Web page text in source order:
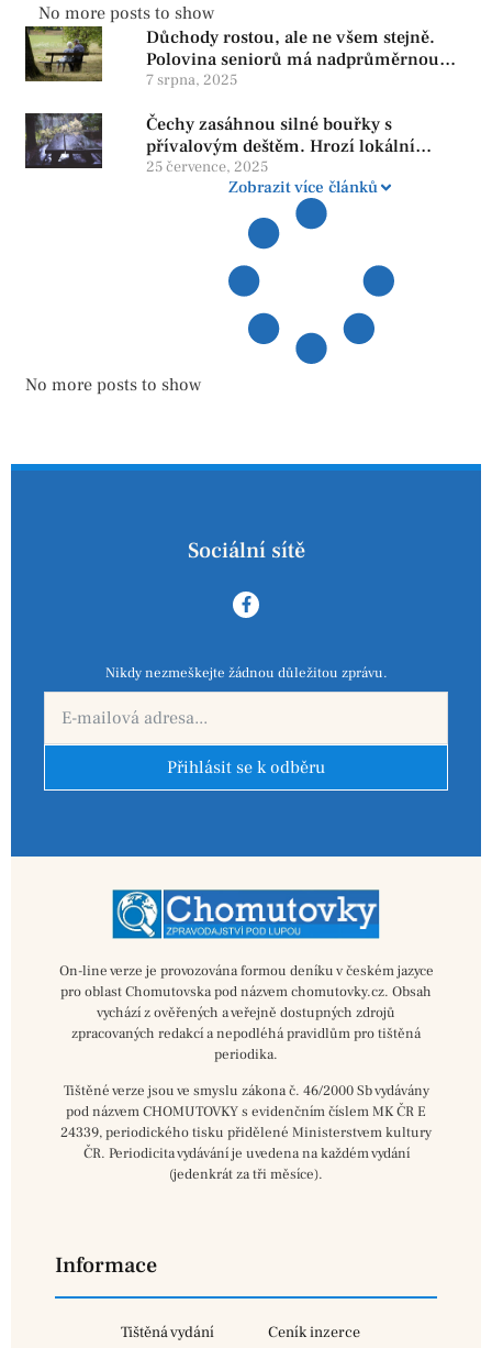
No more posts to show
Důchody rostou, ale ne všem stejně.
Polovina seniorů má nadprůměrnou
penzi, tisíce však žijí pod hranicí
reformy
7 srpna, 2025
Čechy zasáhnou silné bouřky s
přívalovým deštěm. Hrozí lokální
zatopení
25 července, 2025
Zobrazit více článků
No more posts to show
Sociální sítě
Nikdy nezmeškejte žádnou důležitou zprávu.
Přihlásit se k odběru
On-line verze je provozována formou deníku v českém jazyce
pro oblast Chomutovska pod názvem chomutovky.cz. Obsah
vychází z ověřených a veřejně dostupných zdrojů
zpracovaných redakcí a nepodléhá pravidlům pro tištěná
periodika.
Tištěné verze jsou ve smyslu zákona č. 46/2000 Sb vydávány
pod názvem CHOMUTOVKY s evidenčním číslem MK ČR E
24339, periodického tisku přidělené Ministerstvem kultury
ČR. Periodicita vydávání je uvedena na každém vydání
(jedenkrát za tři měsíce).
Informace
Tištěná vydání Ceník inzerce